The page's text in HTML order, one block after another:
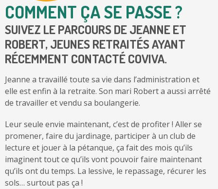
COMMENT ÇA SE PASSE ?
SUIVEZ LE PARCOURS DE JEANNE ET
ROBERT, JEUNES RETRAITÉS AYANT
RÉCEMMENT CONTACTÉ COVIVA.
Jeanne a travaillé toute sa vie dans l’administration et
elle est enfin à la retraite. Son mari Robert a aussi arrêté
de travailler et vendu sa boulangerie.
Leur seule envie maintenant, c’est de profiter ! Aller se
promener, faire du jardinage, participer à un club de
lecture et jouer à la pétanque, ça fait des mois qu’ils
imaginent tout ce qu’ils vont pouvoir faire maintenant
qu’ils ont du temps. La lessive, le repassage, récurer les
sols… surtout pas ça !